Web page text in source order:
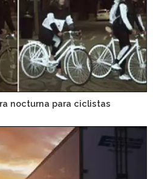
nocturna para ciclistas